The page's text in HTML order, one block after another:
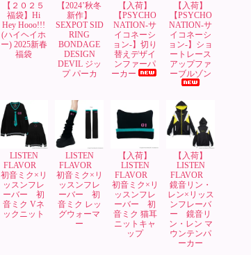
【２０２５
福袋】Hi
Hey Hooo!!!
(ハイヘイホ
ー) 2025新春
福袋
【2024’秋冬
新作】
SEXPOT SID
RING
BONDAGE
DESIGN
DEVIL ジッ
プ パーカ
【入荷】
【PSYCHO
NATION-サ
イコネーシ
ョン-】切り
替えデザイ
ンファーパ
ーカー
【入荷】
【PSYCHO
NATION-サ
イコネーシ
ョン-】ショ
ートレース
アップファ
ーブルゾン
LISTEN
FLAVOR
初音ミク×リ
ッスンフレ
ーバー 初
音ミク Vネ
ックニット
LISTEN
FLAVOR
初音ミク×リ
ッスンフレ
ーバー 初
音ミク レッ
グウォーマ
ー
【入荷】
LISTEN
FLAVOR
初音ミク×リ
ッスンフレ
ーバー 初
音ミク 猫耳
ニットキャ
ップ
【入荷】
LISTEN
FLAVOR
鏡音リン・
レン×リッス
ンフレーバ
ー 鏡音リ
ン・レン マ
ウンテンパ
ーカー